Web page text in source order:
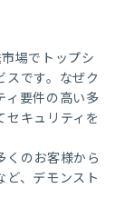
場でトップシ
です。なぜク
ィ要件の高い多
セキュリティを
くのお客様から
、デモンスト